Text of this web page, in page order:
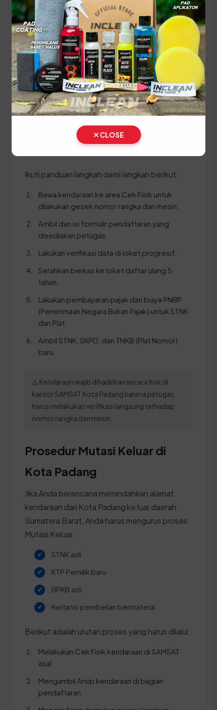
Panduan Pajak 5 Tahunan
(Ganti Plat) di Sumatera Barat
Setiap lima tahun, pemilik kendaraan wajib
melakukan pergantian pelat nomor dan cek fisik
kendaraan. Siapkan dokumen tambahan ini:
STNK asli
KTP asli
SKPD asli
BPKB asli & copy
Ikuti panduan langkah demi langkah berikut:
Bawa kendaraan ke area Cek Fisik untuk
dilakukan gesek nomor rangka dan mesin.
Ambil dan isi formulir pendaftaran yang
disediakan petugas.
Lakukan verifikasi data di loket progresif.
Serahkan berkas ke loket daftar ulang 5
tahun.
Lakukan pembayaran pajak dan biaya PNBP
(Penerimaan Negara Bukan Pajak) untuk STNK
dan Plat.
Ambil STNK, SKPD, dan TNKB (Plat Nomor)
baru.
⚠️ Kendaraan wajib dihadirkan secara fisik di
kantor SAMSAT Kota Padang karena petugas
harus melakukan verifikasi langsung terhadap
nomor rangka dan mesin.
Prosedur Mutasi Keluar di
Kota Padang
Jika Anda berencana memindahkan alamat
kendaraan dari Kota Padang ke luar daerah
Sumatera Barat, Anda harus mengurus proses
Mutasi Keluar.
STNK asli
KTP Pemilik baru
BPKB asli
Kwitansi pembelian bermaterai
Berikut adalah urutan proses yang harus dilalui:
Melakukan Cek Fisik kendaraan di SAMSAT
asal.
Mengambil Arsip kendaraan di bagian
pendaftaran.
CLOSE